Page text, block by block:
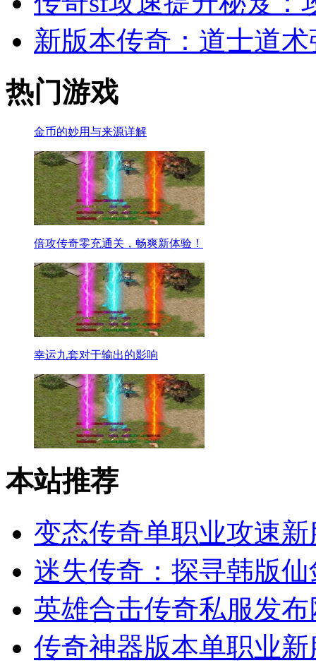
新版本传奇：道士道
热门游戏
金币的妙用与来源详解
倍攻传奇零充通关，畅爽新体验！
幸运九套对于输出的影响
本站推荐
变态传奇单职业攻速新
迷失传奇：探寻韩版
英雄合击传奇私服发
传奇神器版本单职业新